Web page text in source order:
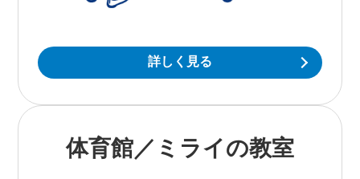
詳しく見る
体育館／ミライの教室